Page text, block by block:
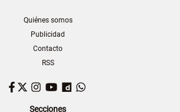
Quiénes somos
Publicidad
Contacto
RSS
Facebook
TwitterInstagram
YouTubeDailymotion
Secciones